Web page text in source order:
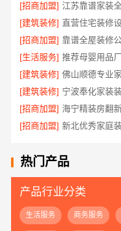
[招商加盟] 江苏靠谱家装
[建筑装修]
[招商加盟]
[生活服务]
[建筑装修] 佛山顺德专业
[建筑装修] 宁波奉化家装
[招商加盟] 海宁精装房翻
[招商加盟] 新北优秀家庭
热门产品
产品行业分类
生活服务 商务服务